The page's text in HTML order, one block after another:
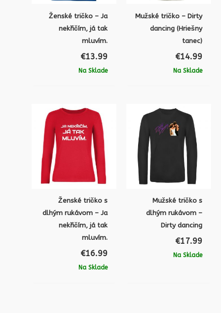
Ženské tričko – Ja
nekřičím, já tak
mluvím.
€13.99
Na Sklade
Mužské tričko – Dirty
dancing (Hriešny
tanec)
€14.99
Na Sklade
Ženské tričko s
dlhým rukávom – Ja
nekřičím, já tak
mluvím.
€16.99
Na Sklade
Mužské tričko s
dlhým rukávom –
Dirty dancing
€17.99
Na Sklade